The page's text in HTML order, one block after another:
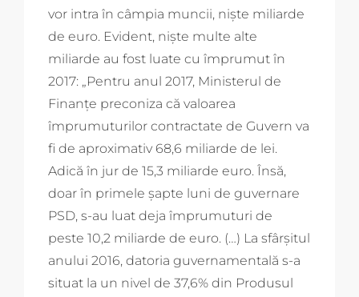
vor intra în câmpia muncii, niște miliarde
de euro. Evident, niște multe alte
miliarde au fost luate cu împrumut în
2017: „Pentru anul 2017, Ministerul de
Finanțe preconiza că valoarea
împrumuturilor contractate de Guvern va
fi de aproximativ 68,6 miliarde de lei.
Adică în jur de 15,3 miliarde euro. Însă,
doar în primele șapte luni de guvernare
PSD, s-au luat deja împrumuturi de
peste 10,2 miliarde de euro. (…) La sfârșitul
anului 2016, datoria guvernamentală s-a
situat la un nivel de 37,6% din Produsul